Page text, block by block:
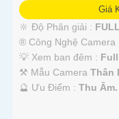
Giá
🔆 Độ Phân giải :
®️ Công Nghệ Camera
💡 Xem ban đêm :
⚒ Mẫu Camera Thân
️🔮 Ưu Điểm : Thu Âm.